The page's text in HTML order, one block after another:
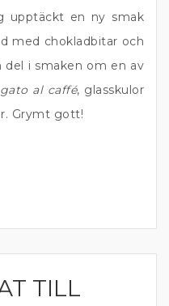
upptäckt en ny smak
med chokladbitar och
del i smaken om en av
al caffé, glasskulor
Grymt gott!
TILL